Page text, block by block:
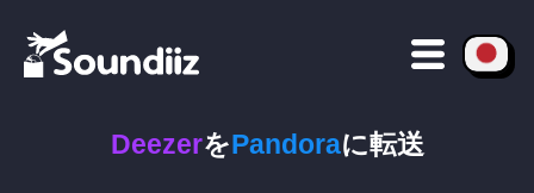
DeezerをPandoraに転送